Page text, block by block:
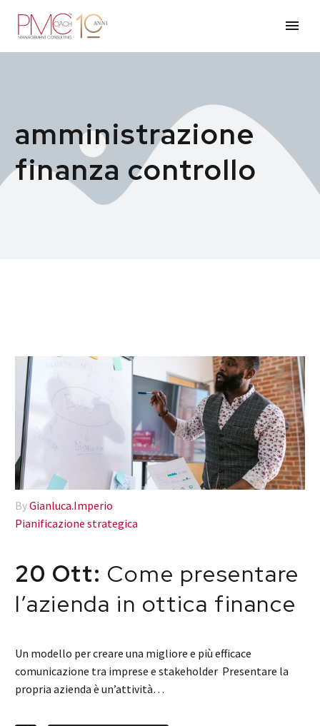
amministrazione
finanza controllo
ByGianluca.Imperio
Pianificazione strategica
20 Ott: Come presentare
l’azienda in ottica finance
Un modello per creare una migliore e più efficace
comunicazione tra imprese e stakeholder Presentare la
propria azienda è un’attività…